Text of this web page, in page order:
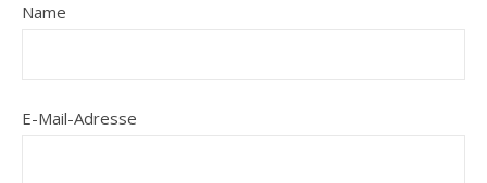
Name
E-Mail-Adresse